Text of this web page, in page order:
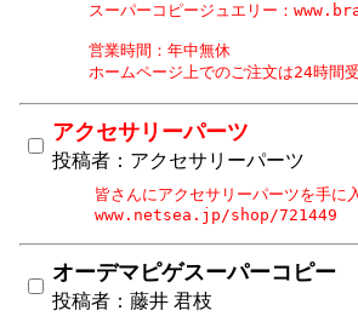
スーパーコピージュエリー：
営業時間：年中無休
ホームページ上でのご注文は24時間
アクセサリーパーツ
投稿者：アクセサリーパーツ
皆さんにアクセサリーパーツを手に
オーデマピゲスーパーコピー
投稿者：藤井 君枝